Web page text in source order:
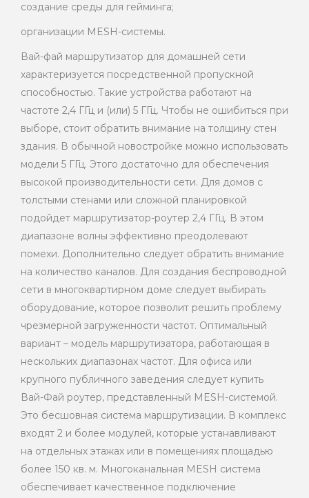
создание среды для гейминга;
организации MESH-системы.
Вай-фай маршрутизатор для домашней сети
характеризуется посредственной пропускной
способностью. Такие устройства работают на
частоте 2,4 ГГц и (или) 5 ГГц. Чтобы не ошибиться при
выборе, стоит обратить внимание на толщину стен
здания. В обычной новостройке можно использовать
модели 5 ГГц. Этого достаточно для обеспечения
высокой производительности сети. Для домов с
толстыми стенами или сложной планировкой
подойдет маршрутизатор-роутер 2,4 ГГц. В этом
диапазоне волны эффективно преодолевают
помехи. Дополнительно следует обратить внимание
на количество каналов. Для создания беспроводной
сети в многоквартирном доме следует выбирать
оборудование, которое позволит решить проблему
чрезмерной загруженности частот. Оптимальный
вариант – модель маршрутизатора, работающая в
нескольких диапазонах частот. Для офиса или
крупного публичного заведения следует купить
Вай-Фай роутер, представленный MESH-системой.
Это бесшовная система маршрутизации. В комплекс
входят 2 и более модулей, которые устанавливают
на отдельных этажах или в помещениях площадью
более 150 кв. м. Многоканальная MESH система
обеспечивает качественное подключение